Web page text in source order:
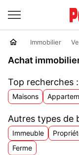
Immobilier
Achat
Top recherches :
Maisons
Autres types de
Immeuble
Ferme